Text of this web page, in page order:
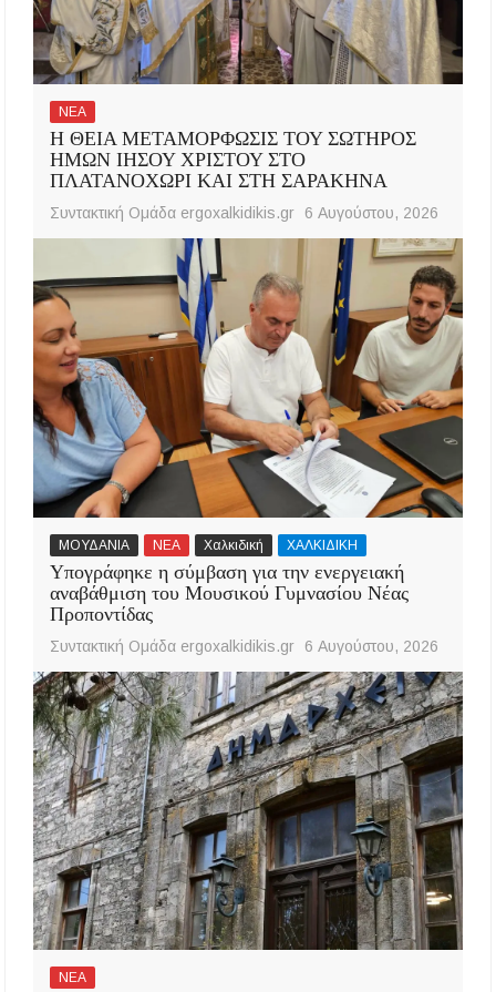
ΝΕΑ
Η ΘΕΙΑ ΜΕΤΑΜΟΡΦΩΣΙΣ ΤΟΥ ΣΩΤΗΡΟΣ
ΗΜΩΝ ΙΗΣΟΥ ΧΡΙΣΤΟΥ ΣΤΟ
ΠΛΑΤΑΝΟΧΩΡΙ ΚΑΙ ΣΤΗ ΣΑΡΑΚΗΝΑ
Συντακτική Ομάδα ergoxalkidikis.gr 6 Αυγούστου, 2026
ΜΟΥΔΑΝΙΑ ΝΕΑ Χαλκιδική ΧΑΛΚΙΔΙΚΗ
Υπογράφηκε η σύμβαση για την ενεργειακή
αναβάθμιση του Μουσικού Γυμνασίου Νέας
Προποντίδας
Συντακτική Ομάδα ergoxalkidikis.gr 6 Αυγούστου, 2026
ΝΕΑ